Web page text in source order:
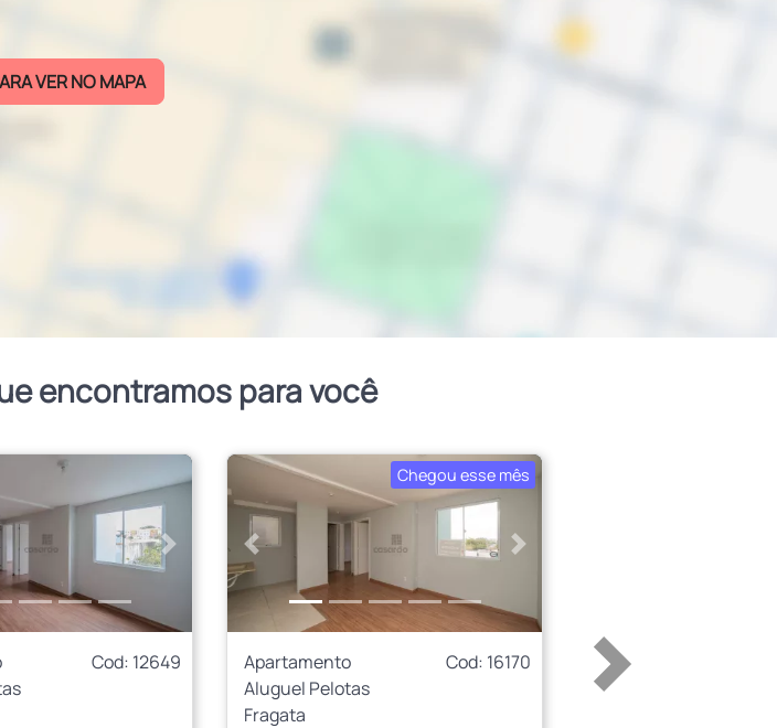
VER NO MAPA
encontramos para você
Próximo
Cod: 12649
Chegou esse mês
Anterior Próximo
Apartamento
Cod: 16170
Aluguel Pelotas
Fragata